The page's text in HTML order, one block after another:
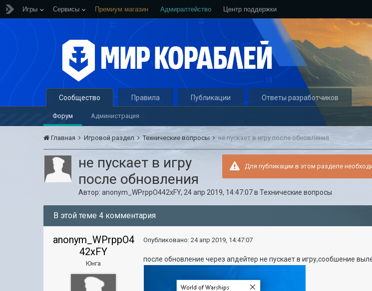
Игры Сервисы Премиум магазин Адмиралтейство Центр поддержки
Сообщество
Форум Администрация
Правила Публикации Ответы разработчиков
Главная Игровой раздел Технические вопросы не пускает в игру после обновления
Для публикации в этом разделе
не пускает в игру
после обновления
Автор:anonym_WPrppO442xFY, 24 апр 2019, 14:47:07вТехнические вопросы
В этой теме 4 комментария
anonym_WPrppO4
42xFY
Юнга
Опубликовано:24 апр 2019, 14:47:07
после обновление через апдейтер не пускает в игру,сообшение